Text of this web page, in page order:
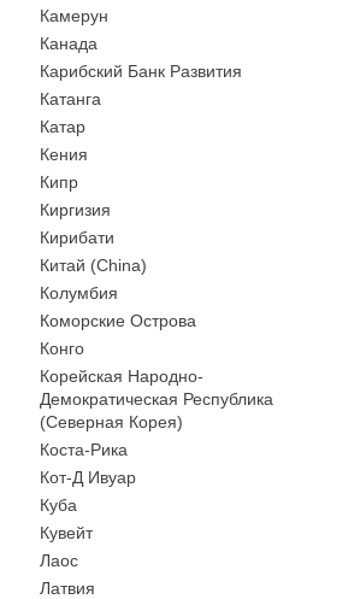
Камерун
Канада
Карибский Банк Развития
Катанга
Катар
Кения
Кипр
Киргизия
Кирибати
Китай (China)
Колумбия
Коморские Острова
Конго
Корейская Народно-
Демократическая Республика
(Северная Корея)
Коста-Рика
Кот-Д Ивуар
Куба
Кувейт
Лаос
Латвия